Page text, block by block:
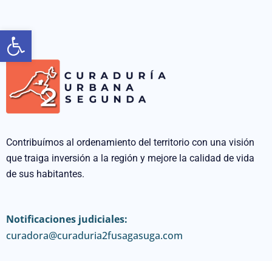
Abrir barra de herramientas
Contribuímos al ordenamiento del territorio con una visión
que traiga inversión a la región y mejore la calidad de vida
de sus habitantes.
Notificaciones judiciales:
curadora@curaduria2fusagasuga.com